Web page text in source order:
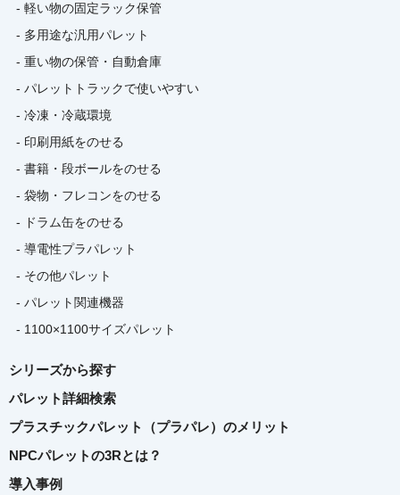
- 軽い物の固定ラック保管
- 多用途な汎用パレット
- 重い物の保管・自動倉庫
- パレットトラックで使いやすい
- 冷凍・冷蔵環境
- 印刷用紙をのせる
- 書籍・段ボールをのせる
- 袋物・フレコンをのせる
- ドラム缶をのせる
- 導電性プラパレット
- その他パレット
- パレット関連機器
- 1100×1100サイズパレット
シリーズから探す
パレット詳細検索
プラスチックパレット（プラパレ）のメリット
NPCパレットの3Rとは？
導入事例